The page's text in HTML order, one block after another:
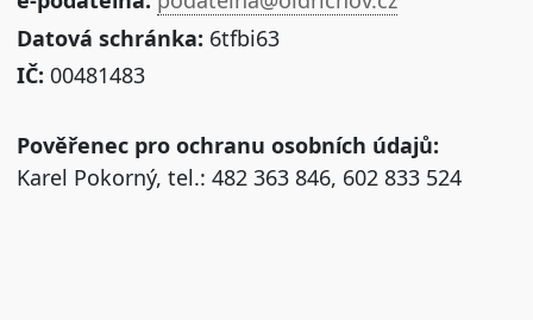
Datová schránka: 6tfbi63
IČ: 00481483
Pověřenec pro ochranu osobních údajů:
Karel Pokorný, tel.: 482 363 846, 602 833 524